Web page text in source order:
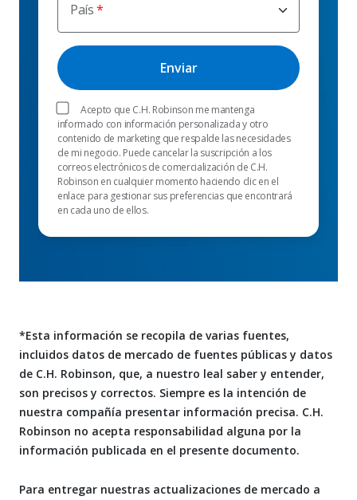
País
Acepto que C.H. Robinson me mantenga
informado con información personalizada y otro
contenido de marketing que respalde las necesidades
de mi negocio. Puede cancelar la suscripción a los
correos electrónicos de comercialización de C.H.
Robinson en cualquier momento haciendo clic en el
enlace para gestionar sus preferencias que encontrará
en cada uno de ellos.
*Esta información se recopila de varias fuentes,
incluidos datos de mercado de fuentes públicas y datos
de C.H. Robinson, que, a nuestro leal saber y entender,
son precisos y correctos. Siempre es la intención de
nuestra compañía presentar información precisa. C.H.
Robinson no acepta responsabilidad alguna por la
información publicada en el presente documento.
Para entregar nuestras actualizaciones de mercado a